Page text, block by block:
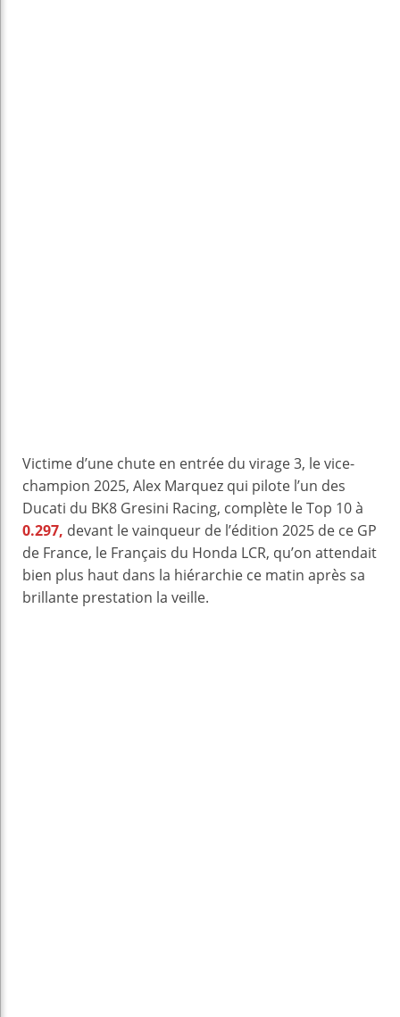
Victime d’une chute en entrée du virage 3, le vice-
champion 2025, Alex Marquez qui pilote l’un des
Ducati du BK8 Gresini Racing, complète le Top 10 à
0.297, devant le vainqueur de l’édition 2025 de ce GP
de France, le Français du Honda LCR, qu’on attendait
bien plus haut dans la hiérarchie ce matin après sa
brillante prestation la veille.